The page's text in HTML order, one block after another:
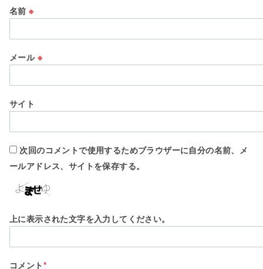
名前※
メール ※
サイト
次回のコメントで使用するためブラウザーに自分の名前、メ
ールアドレス、サイトを保存する。
上に表示された文字を入力してください。
コメント*